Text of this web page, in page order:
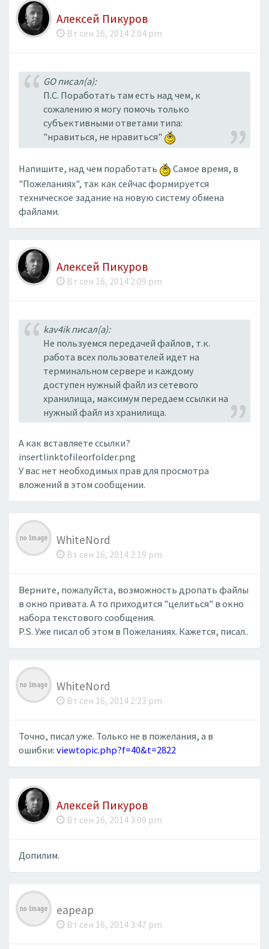
Алексей Пикуров
Вт сен 16, 2014 2:04 pm
GO писал(а):
П.С. Поработать там есть над чем, к
сожалению я могу помочь только
субъективными ответами типа:
"нравиться, не нравиться"
Напишите, над чем поработать
Самое время, в
"Пожеланиях", так как сейчас формируется
техническое задание на новую систему обмена
файлами.
Алексей Пикуров
Вт сен 16, 2014 2:09 pm
kav4ik писал(а):
Не пользуемся передачей файлов, т.к.
работа всех пользователей идет на
терминальном сервере и каждому
доступен нужный файл из сетевого
хранилища, максимум передаем ссылки на
нужный файл из хранилища.
А как вставляете ссылки?
insertlinktofileorfolder.png
У вас нет необходимых прав для просмотра
вложений в этом сообщении.
WhiteNord
Вт сен 16, 2014 2:19 pm
Верните, пожалуйста, возможность дропать файлы
в окно привата. А то приходится "целиться" в окно
набора текстового сообщения.
P.S. Уже писал об этом в Пожеланиях. Кажется, писал..
WhiteNord
Вт сен 16, 2014 2:23 pm
Точно, писал уже. Только не в пожелания, а в
ошибки:viewtopic.php?f=40&t=2822
Алексей Пикуров
Вт сен 16, 2014 3:09 pm
Допилим.
eapeap
Вт сен 16, 2014 3:47 pm